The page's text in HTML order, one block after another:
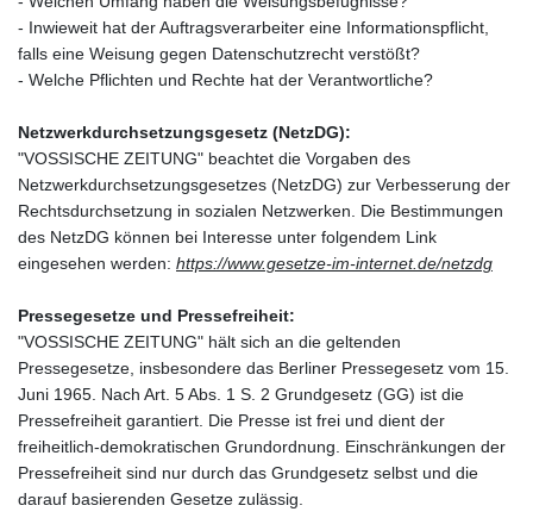
- Inwieweit hat der Auftragsverarbeiter eine Informationspflicht,
falls eine Weisung gegen Datenschutzrecht verstößt?
- Welche Pflichten und Rechte hat der Verantwortliche?
Netzwerkdurchsetzungsgesetz (NetzDG):
"VOSSISCHE ZEITUNG" beachtet die Vorgaben des
Netzwerkdurchsetzungsgesetzes (NetzDG) zur Verbesserung der
Rechtsdurchsetzung in sozialen Netzwerken. Die Bestimmungen
des NetzDG können bei Interesse unter folgendem Link
eingesehen werden: https://www.gesetze-im-internet.de/netzdg
Pressegesetze und Pressefreiheit:
"VOSSISCHE ZEITUNG" hält sich an die geltenden
Pressegesetze, insbesondere das Berliner Pressegesetz vom 15.
Juni 1965. Nach Art. 5 Abs. 1 S. 2 Grundgesetz (GG) ist die
Pressefreiheit garantiert. Die Presse ist frei und dient der
freiheitlich-demokratischen Grundordnung. Einschränkungen der
Pressefreiheit sind nur durch das Grundgesetz selbst und die
darauf basierenden Gesetze zulässig.